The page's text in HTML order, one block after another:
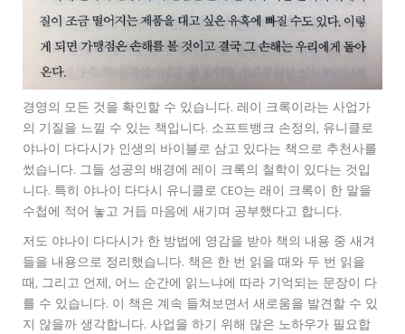
경영의 모든 것을 확인할 수 있습니다. 레이 크록이라는 사업가
의 기질을 느낄 수 있는 책입니다. 소프트뱅크 손정의, 유니클로
야나이 다다시가 인생의 바이블로 삼고 있다는 책으로 추천사를
썼습니다. 그들 성공의 배경에 레이 크록의 철학이 있다는 것입
니다. 특히 야나이 다다시 유니클로 CEO는 래이 크록이 한 말을
수첩에 적어 놓고 거듭 마음에 새기며 공부했다고 합니다.
저도 야나이 다다시가 한 방법에 영감을 받아 책의 내용 중 새겨
들을 내용으로 정리했습니다. 책은 한 번 읽을 때와 두 번 읽을
때, 그리고 언제, 어느 순간에 읽느냐에 따라 기억되는 문장이 다
를 수 있습니다. 이 책은 계속 들쳐보면서 새로움을 발견할 수 있
지 않을까 생각합니다. 사업을 하기 위해 많은 노하우가 필요합